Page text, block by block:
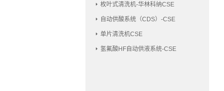
枚叶式清洗机-华林科纳CSE
自动供酸系统（CDS）-CSE
单片清洗机CSE
氢氟酸HF自动供液系统-CSE